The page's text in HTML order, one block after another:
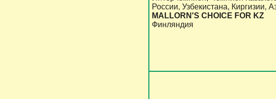
России, Узбекистана, Киргизии,
MALLORN'S CHOICE FOR KZ
Финляндия